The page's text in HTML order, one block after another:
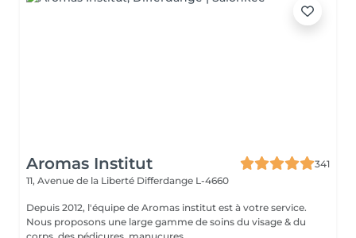
Aromas Institut
341
11, Avenue de la Liberté Differdange L-4660
Depuis 2012, l'équipe de Aromas institut est à votre service.
Nous proposons une large gamme de soins du visage & du